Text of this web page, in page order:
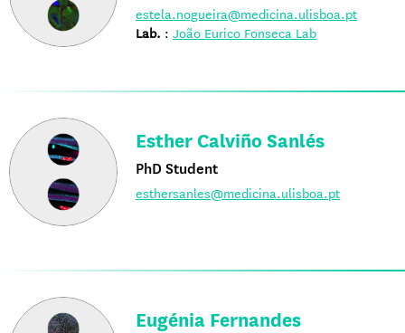
estela.nogueira@medicina.ulisboa.pt
Lab. : João Eurico Fonseca Lab
Esther Calviño Sanlés
PhD Student
esthersanles@medicina.ulisboa.pt
Eugénia Fernandes